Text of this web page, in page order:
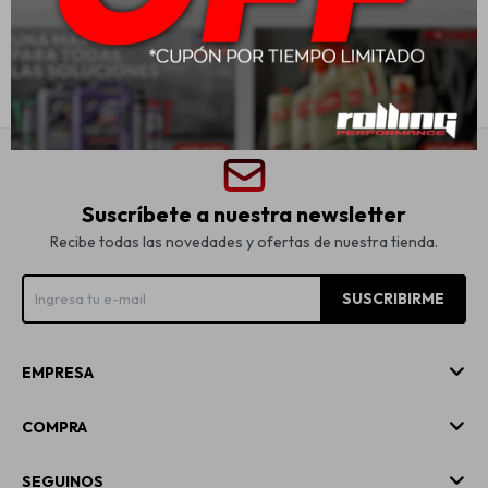
USD20,00 USD
Suscríbete a nuestra newsletter
Recibe todas las novedades y ofertas de nuestra tienda.
SUSCRIBIRME
EMPRESA
COMPRA
SEGUINOS